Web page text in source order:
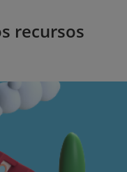
recursos